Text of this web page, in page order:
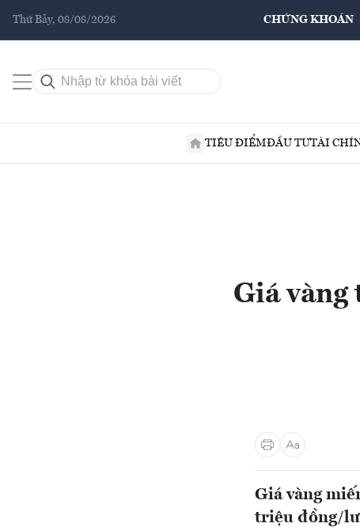
Thứ Bảy, 08/08/2026 CHỨNG KHOÁN
TIÊU ĐIỂMĐẦU TƯTÀI
Giá vàng
Giá vàng
triệu đồng/